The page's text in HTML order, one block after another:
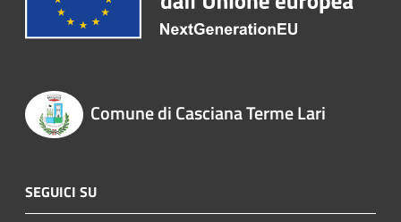
Comune di Casciana Terme Lari
SEGUICI SU